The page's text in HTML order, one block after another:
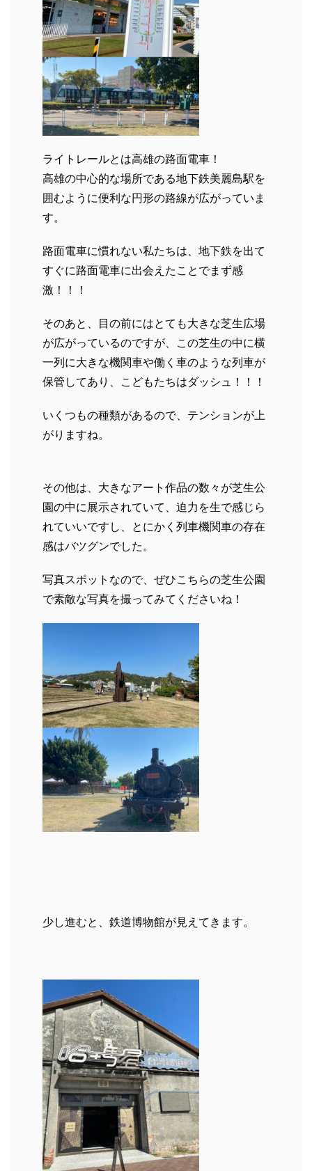
ライトレールとは高雄の路面電車！
高雄の中心的な場所である地下鉄美麗島駅を
囲むように便利な円形の路線が広がっていま
す。
路面電車に慣れない私たちは、地下鉄を出て
すぐに路面電車に出会えたことでまず感
激！！！
そのあと、目の前にはとても大きな芝生広場
が広がっているのですが、この芝生の中に横
一列に大きな機関車や働く車のような列車が
保管してあり、こどもたちはダッシュ！！！
いくつもの種類があるので、テンションが上
がりますね。
その他は、大きなアート作品の数々が芝生公
園の中に展示されていて、迫力を生で感じら
れていいですし、とにかく列車機関車の存在
感はバツグンでした。
写真スポットなので、ぜひこちらの芝生公園
で素敵な写真を撮ってみてくださいね！
少し進むと、鉄道博物館が見えてきます。